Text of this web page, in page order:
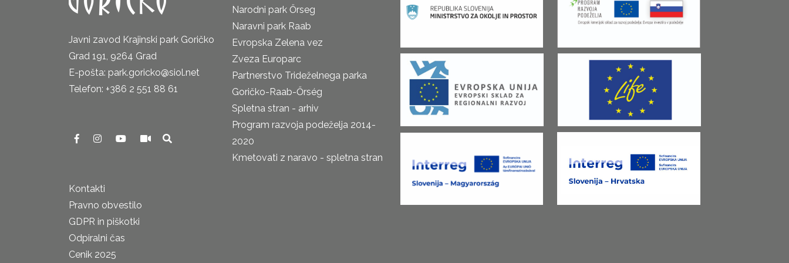
Javni zavod Krajinski park Goričko
Grad 191, 9264 Grad
E-pošta: park.goricko@siol.net
Telefon: +386 2 551 88 61
Kontakti
Pravno obvestilo
GDPR in piškotki
Odpiralni čas
Cenik 2025
Narodni park Őrseg
Naravni park Raab
Evropska Zelena vez
Zveza Europarc
Partnerstvo Trideželnega parka
Goričko-Raab-Őrség
Spletna stran - arhiv
Program razvoja podeželja 2014-
2020
Kmetovati z naravo - spletna stran